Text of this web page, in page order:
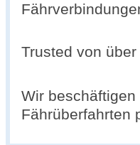
Trusted von über
Wir beschäftigen
Fährüberfahrten